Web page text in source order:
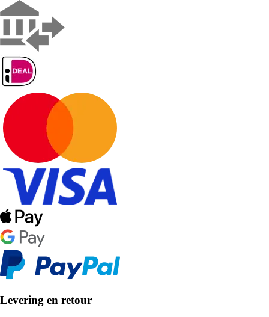
Levering en retour